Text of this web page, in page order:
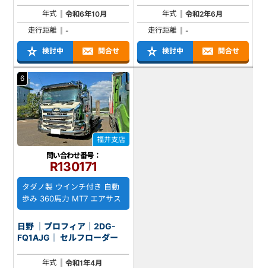
年式
令和6年10月
走行距離
-
検討中 問合せ
年式
令和2年6月
走行距離
-
検討中 問合せ
6
福井支店
問い合わせ番号：
R130171
タダノ製 ウインチ付き 自動
歩み 360馬力 MT7 エアサス
日野 ｜プロフィア｜2DG-
FQ1AJG｜ セルフローダー
年式
令和1年4月